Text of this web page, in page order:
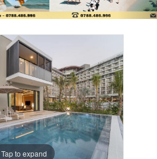
Tap to expand
Tap to expand
Tap to expand
Tap to expand
Tap to expand
Tap to expand
Tap to expand
Tap to expand
Tap to expand